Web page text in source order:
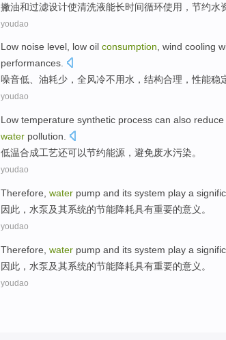
撇油和过滤设计使清洗液能长时间循环使用，节约水
youdao
Low noise level, low oil consumption, wind cooling
performances.
噪音低、 油耗少，全风冷不用水 ， 结构合理 ，性能稳
youdao
Low temperature synthetic process can also reduce
water pollution
低温合成工艺还可以节约能源 ， 避免废水污染。
youdao
Therefore water pump and its system play a
因此 ， 水泵及其系统的节能降耗具有重要的意义。
youdao
Therefore water pump and its system play a
因此 ， 水泵及其系统的节能降耗具有重要的意义。
youdao